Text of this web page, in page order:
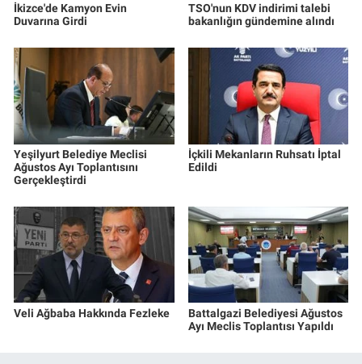
İkizce'de Kamyon Evin
Duvarına Girdi
TSO'nun KDV indirimi talebi
bakanlığın gündemine alındı
Yeşilyurt Belediye Meclisi
Ağustos Ayı Toplantısını
Gerçekleştirdi
İçkili Mekanların Ruhsatı İptal
Edildi
Veli Ağbaba Hakkında Fezleke
Battalgazi Belediyesi Ağustos
Ayı Meclis Toplantısı Yapıldı